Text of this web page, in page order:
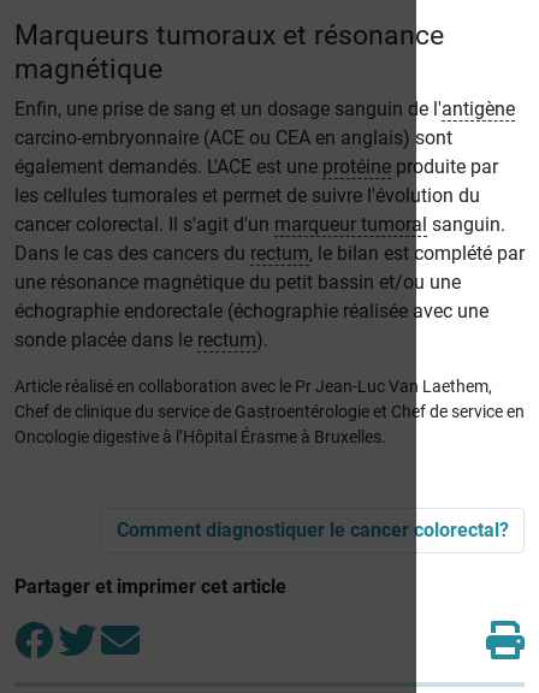
Marqueurs tumoraux et résonance
magnétique
Enfin, une prise de sang et un dosage sanguin de l'antigène
carcino-embryonnaire (ACE ou CEA en anglais) sont
également demandés. L'ACE est une protéine produite par
les cellules tumorales et permet de suivre l'évolution du
cancer colorectal. Il s'agit d'un marqueur tumoral sanguin.
Dans le cas des cancers du rectum, le bilan est complété par
une résonance magnétique du petit bassin et/ou une
échographie endorectale (échographie réalisée avec une
sonde placée dans le rectum).
Article réalisé en collaboration avec le Pr Jean-Luc Van Laethem,
Chef de clinique du service de Gastroentérologie et Chef de service en
Oncologie digestive à l’Hôpital Érasme à Bruxelles.
Comment diagnostiquer le cancer colorectal?
Partager et imprimer cet article